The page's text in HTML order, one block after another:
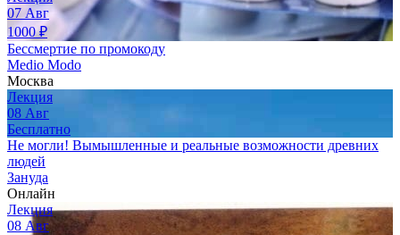
07 Авг
1000₽
Бессмертие по промокоду
Medio Modo
Москва
Лекция
08 Авг
Бесплатно
Не могли! Вымышленные и реальные возможности древних
людей
Зануда
Онлайн
Лекция
08 Авг